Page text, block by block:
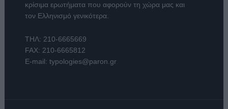
κρίσιμα ερωτήματα που αφορούν τη χώρα μας και
τον Ελληνισμό γενικότερα.
ΤΗΛ: 210-6665669
FAX: 210-6665812
E-mail: typologies@paron.gr